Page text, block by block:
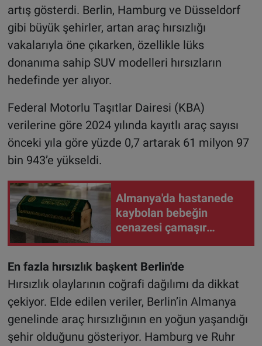
artış gösterdi. Berlin, Hamburg ve Düsseldorf
gibi büyük şehirler, artan araç hırsızlığı
vakalarıyla öne çıkarken, özellikle lüks
donanıma sahip SUV modelleri hırsızların
hedefinde yer alıyor.
Federal Motorlu Taşıtlar Dairesi (KBA)
verilerine göre 2024 yılında kayıtlı araç sayısı
önceki yıla göre yüzde 0,7 artarak 61 milyon 97
bin 943’e yükseldi.
Almanya'da hastanede
kaybolan bebeğin
cenazesi çamaşır
En fazla hırsızlık başkent Berlin'de
Hırsızlık olaylarının coğrafi dağılımı da dikkat
çekiyor. Elde edilen veriler, Berlin’in Almanya
genelinde araç hırsızlığının en yoğun yaşandığı
şehir olduğunu gösteriyor. Hamburg ve Ruhr